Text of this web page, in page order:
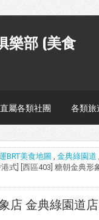
樂部 (美食
屬各類社團 各類旅
BRT美食地圖 , 金典綠園道 ,
港式] [西區403] 糖朝金典
店 金典綠園道